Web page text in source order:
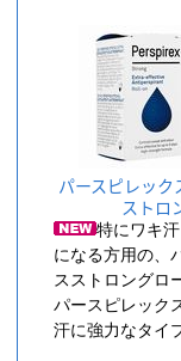
パースピレック
ストロ
特にワキ
になる方用の、
スストロングロ
パースピレック
汗に強力なタイ